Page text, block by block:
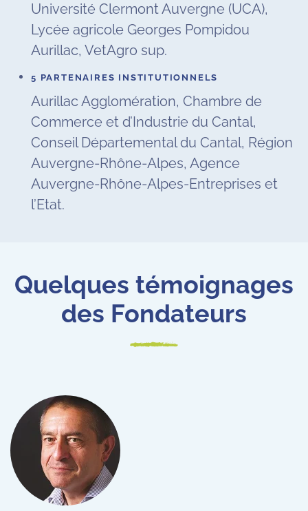
Université Clermont Auvergne (UCA),
Lycée agricole Georges Pompidou
Aurillac, VetAgro sup.
5 PARTENAIRES INSTITUTIONNELS
Aurillac Agglomération, Chambre de
Commerce et d’Industrie du Cantal,
Conseil Départemental du Cantal, Région
Auvergne-Rhône-Alpes, Agence
Auvergne-Rhône-Alpes-Entreprises et
l’Etat.
Quelques témoignages
des Fondateurs